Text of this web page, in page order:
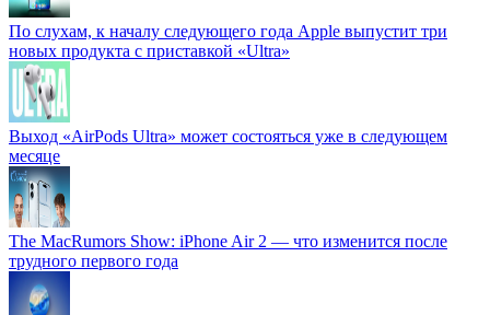
По слухам, к началу следующего года Apple выпустит три
новых продукта с приставкой «Ultra»
Выход «AirPods Ultra» может состояться уже в следующем
месяце
The MacRumors Show: iPhone Air 2 — что изменится после
трудного первого года